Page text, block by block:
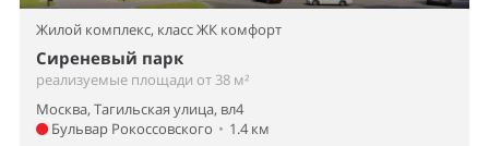
Жилой комплекс, класс ЖК комфорт
Сиреневый парк
реализуемые площади от 38 м²
Москва, Тагильская улица, вл4
Бульвар Рокоссовского • 1.4 км